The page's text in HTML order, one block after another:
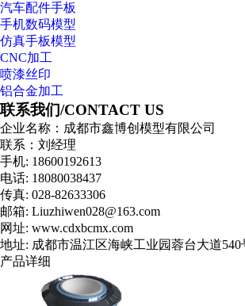
汽车配件手板
手机数码模型
仿真手板模型
CNC加工
喷漆丝印
铝合金加工
联系我们/CONTACT US
企业名称：成都市鑫博创模型有限公司
联系：刘经理
手机: 18600192613
电话: 18080038437
传真: 028-82633306
邮箱: Liuzhiwen028@163.com
网址: www.cdxbcmx.com
地址: 成都市温江区海峡工业园蓉台大道540
产品详细